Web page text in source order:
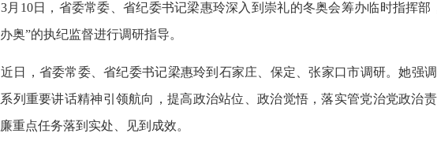
10日，省委常委、省纪委书记梁惠玲深入到崇礼的冬奥会筹办临时指挥部
奥”的执纪监督进行调研指导。
，省委常委、省纪委书记梁惠玲到石家庄、保定、张家口市调研。她强
列重要讲话精神引领航向，提高政治站位、政治觉悟，落实管党治党政治
重点任务落到实处、见到成效。